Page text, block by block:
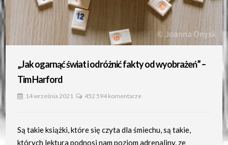
„Jak ogarnąć świat i odróżnić fakty od wyobrażeń” –
Tim Harford
14 września 2021 452 594 komentarze
Są takie książki, które się czyta dla śmiechu, są takie,
których lektura podnosi nam poziom adrenaliny, ze